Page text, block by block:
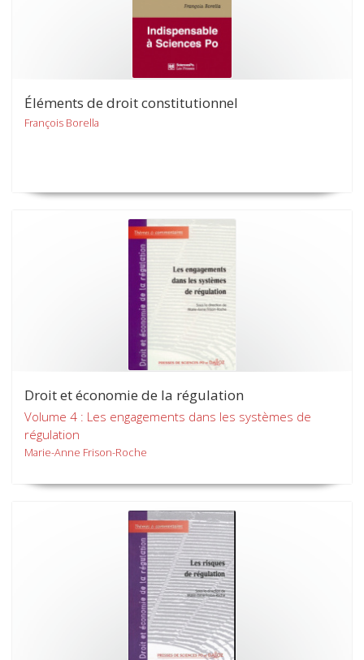
Éléments de droit constitutionnel
François Borella
Droit et économie de la régulation
Volume 4 : Les engagements dans les systèmes de
régulation
Marie-Anne Frison-Roche